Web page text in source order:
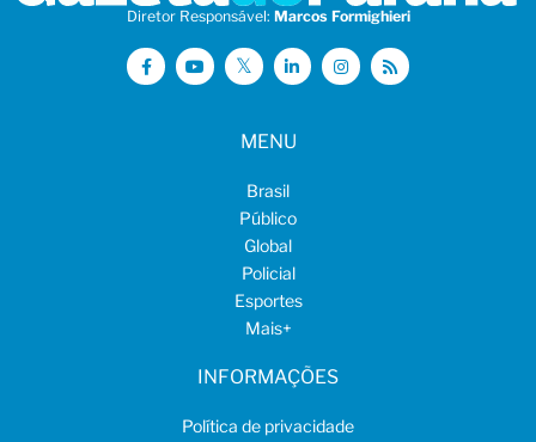
Diretor Responsável: Marcos Formighieri
MENU
Brasil
Público
Global
Policial
Esportes
Mais+
INFORMAÇÕES
Política de privacidade